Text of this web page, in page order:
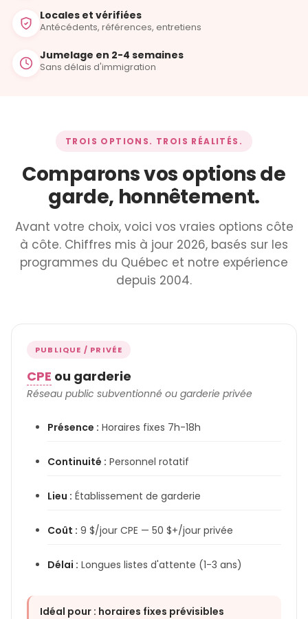
Locales et vérifiées
Antécédents, références, entretiens
Jumelage en 2-4 semaines
Sans délais d'immigration
TROIS OPTIONS. TROIS RÉALITÉS.
Comparons vos options de
garde, honnêtement.
Avant votre choix, voici vos vraies options côte
à côte. Chiffres mis à jour 2026, basés sur les
programmes du Québec et notre expérience
depuis 2004.
PUBLIQUE / PRIVÉE
CPE ou garderie
Réseau public subventionné ou garderie privée
Présence : Horaires fixes 7h-18h
Continuité : Personnel rotatif
Lieu : Établissement de garderie
Coût : 9 $/jour CPE — 50 $+/jour privée
Délai : Longues listes d'attente (1-3 ans)
Idéal pour : horaires fixes prévisibles